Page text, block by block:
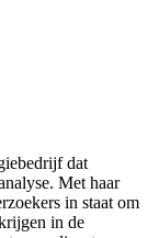
dat
Met haar
in staat om
in de